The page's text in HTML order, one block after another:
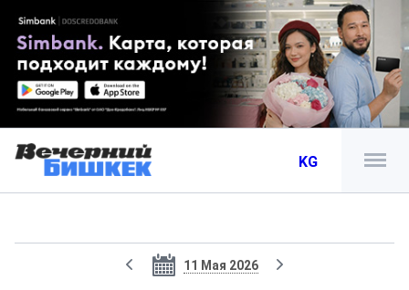
KG
11 Мая 2026